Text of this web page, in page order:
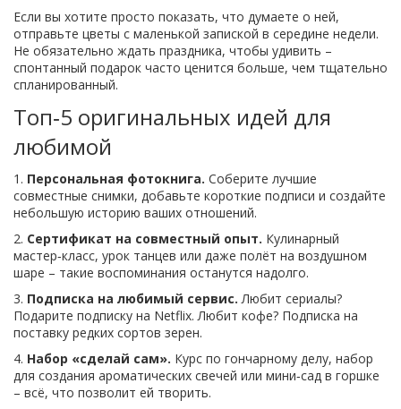
Если вы хотите просто показать, что думаете о ней,
отправьте цветы с маленькой запиской в середине недели.
Не обязательно ждать праздника, чтобы удивить –
спонтанный подарок часто ценится больше, чем тщательно
спланированный.
Топ‑5 оригинальных идей для
любимой
1. Персональная фотокнига. Соберите лучшие
совместные снимки, добавьте короткие подписи и создайте
небольшую историю ваших отношений.
2. Сертификат на совместный опыт. Кулинарный
мастер‑класс, урок танцев или даже полёт на воздушном
шаре – такие воспоминания останутся надолго.
3. Подписка на любимый сервис. Любит сериалы?
Подарите подписку на Netflix. Любит кофе? Подписка на
поставку редких сортов зерен.
4. Набор «сделай сам». Курс по гончарному делу, набор
для создания ароматических свечей или мини‑сад в горшке
– всё, что позволит ей творить.